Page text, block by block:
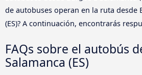
de autobuses operan en la ruta desde
(ES)? A continuación, encontrarás
FAQs sobre el autobús
Salamanca (ES)